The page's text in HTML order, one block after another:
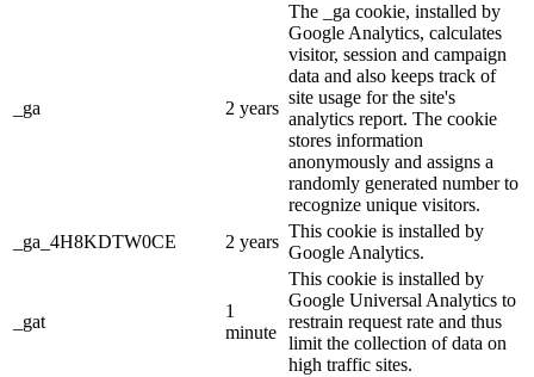
_ga 2 years
The _ga cookie, installed by
Google Analytics, calculates
visitor, session and campaign
data and also keeps track of
site usage for the site's
analytics report. The cookie
stores information
anonymously and assigns a
randomly generated number to
recognize unique visitors.
_ga_4H8KDTW0CE
2 years
This cookie is installed by
Google Analytics.
_gat
1
minute
This cookie is installed by
Google Universal Analytics to
restrain request rate and thus
limit the collection of data on
high traffic sites.